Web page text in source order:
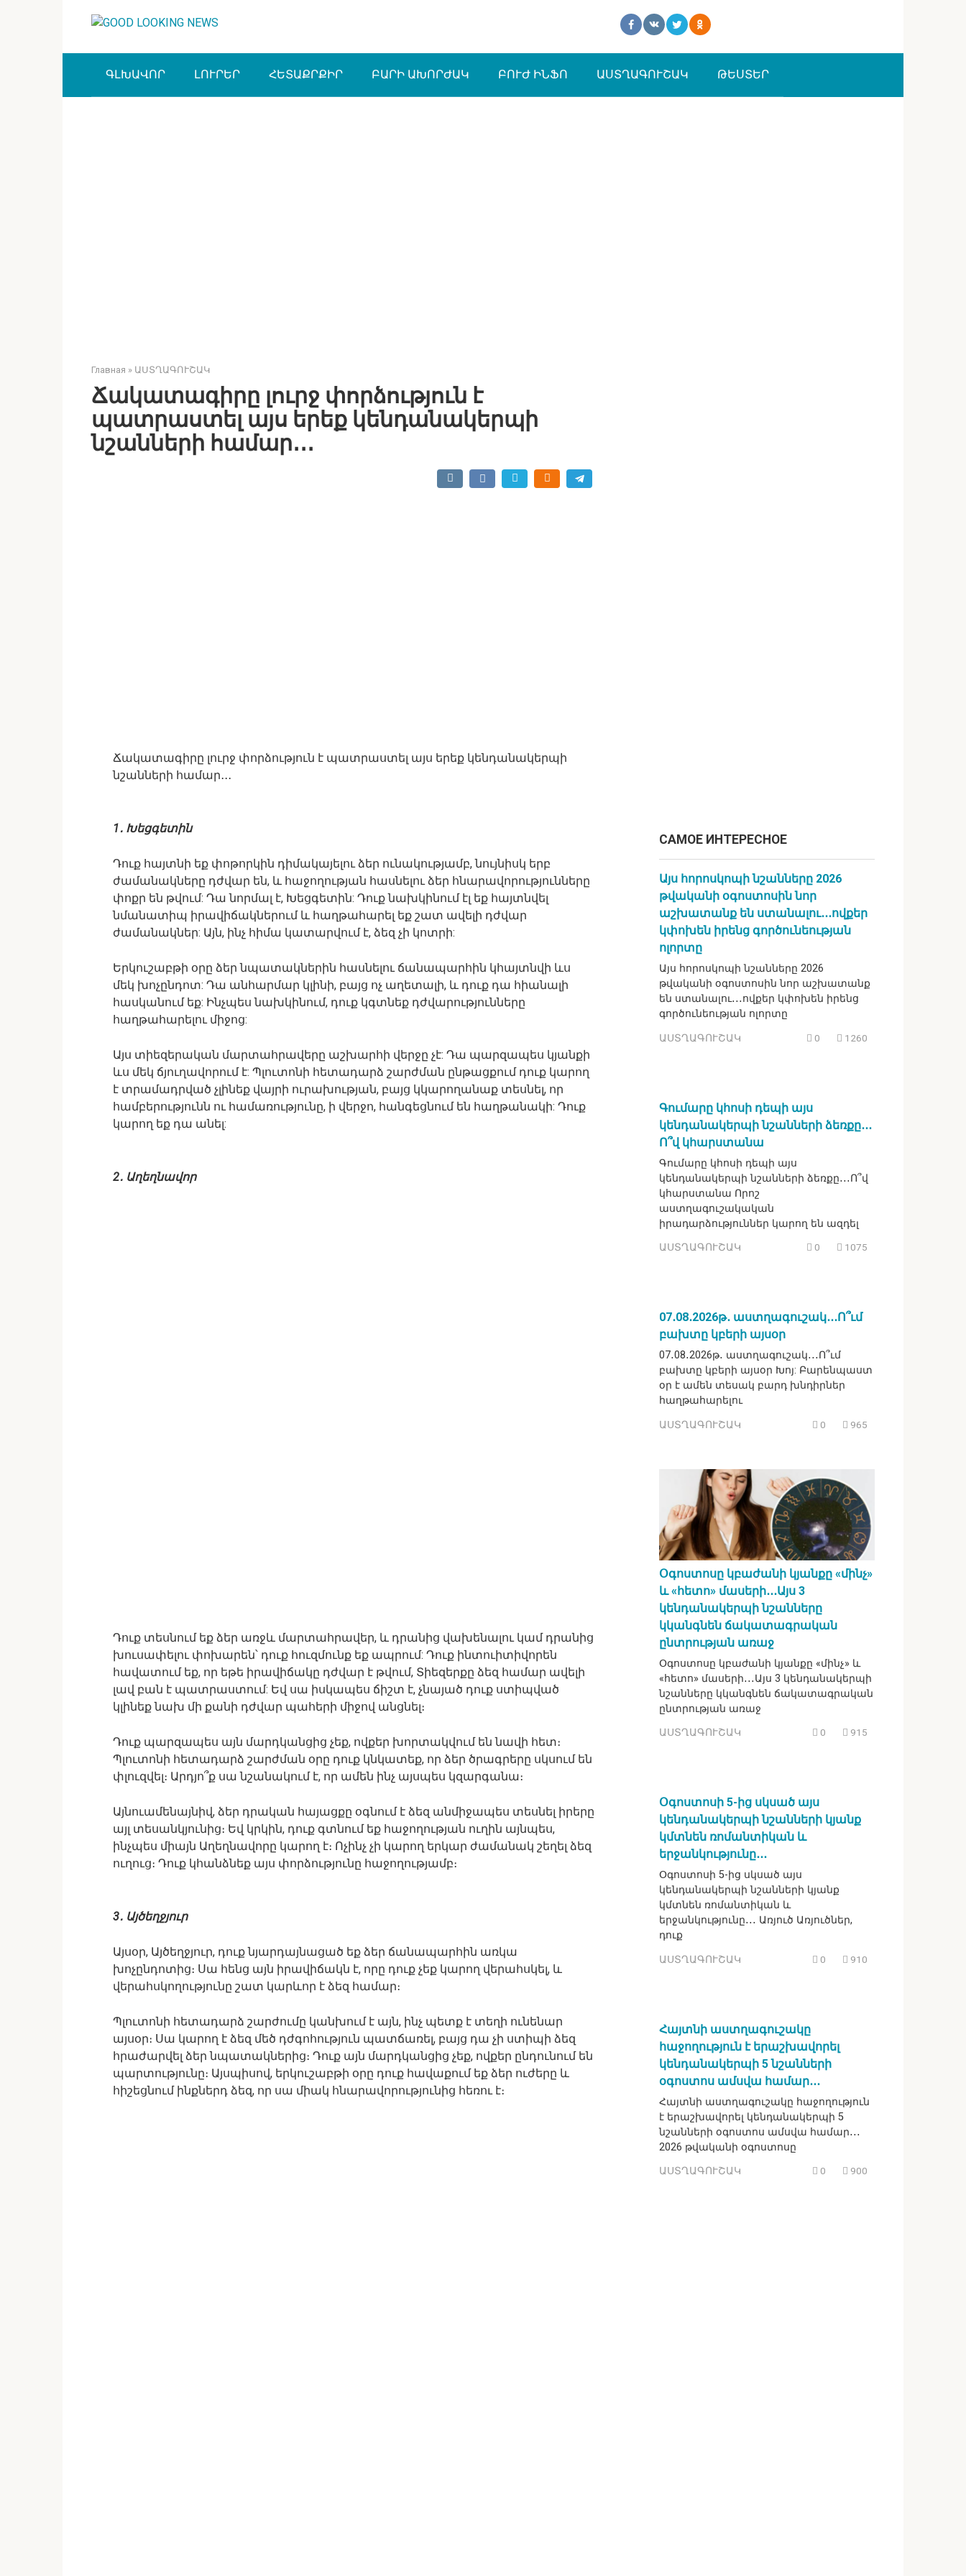
ԳԼԽԱՎՈՐ ԼՈՒՐԵՐ ՀԵՏԱՔՐՔԻՐ ԲԱՐԻ ԱԽՈՐԺԱԿ ԲՈՒԺ ԻՆՖՈ ԱՍՏՂԱԳՈՒՇԱԿ ԹԵՍՏԵՐ
Главная » ԱՍՏՂԱԳՈՒՇԱԿ
Ճակատագիրը լուրջ փորձություն է
պատրաստել այս երեք կենդանակերպի
նշանների համար․․․
Ճակատագիրը լուրջ փորձություն է պատրաստել այս երեք կենդանակերպի
նշանների համար․․․
1․ Խեցգետին
Դուք հայտնի եք փոթորկին դիմակայելու ձեր ունակությամբ, նույնիսկ երբ
ժամանակները դժվար են, և հաջողության հասնելու ձեր հնարավորությունները
փոքր են թվում: Դա նորմալ է, Խեցգետին: Դուք նախկինում էլ եք հայտնվել
նմանատիպ իրավիճակներում և հաղթահարել եք շատ ավելի դժվար
ժամանակներ: Այն, ինչ հիմա կատարվում է, ձեզ չի կոտրի:
Երկուշաբթի օրը ձեր նպատակներին հասնելու ճանապարհին կհայտնվի ևս
մեկ խոչընդոտ: Դա անհարմար կլինի, բայց ոչ աղետալի, և դուք դա հիանալի
հասկանում եք: Ինչպես նախկինում, դուք կգտնեք դժվարությունները
հաղթահարելու միջոց:
Այս տիեզերական մարտահրավերը աշխարհի վերջը չէ: Դա պարզապես կյանքի
ևս մեկ ճյուղավորում է: Պլուտոնի հետադարձ շարժման ընթացքում դուք կարող
է տրամադրված չլինեք վայրի ուրախության, բայց կկարողանաք տեսնել, որ
համբերությունն ու համառությունը, ի վերջո, հանգեցնում են հաղթանակի: Դուք
կարող եք դա անել:
2․ Աղեղնավոր
Դուք տեսնում եք ձեր առջև մարտահրավեր, և դրանից վախենալու կամ դրանից
խուսափելու փոխարեն՝ դուք հուզմունք եք ապրում: Դուք ինտուիտիվորեն
հավատում եք, որ եթե իրավիճակը դժվար է թվում, Տիեզերքը ձեզ համար ավելի
լավ բան է պատրաստում: Եվ սա իսկապես ճիշտ է, չնայած դուք ստիպված
կլինեք նախ մի քանի դժվար պահերի միջով անցնել։
Դուք պարզապես այն մարդկանցից չեք, ովքեր խորտակվում են նավի հետ։
Պլուտոնի հետադարձ շարժման օրը դուք կնկատեք, որ ձեր ծրագրերը սկսում են
փլուզվել։ Արդյո՞ք սա նշանակում է, որ ամեն ինչ այսպես կզարգանա։
Այնուամենայնիվ, ձեր դրական հայացքը օգնում է ձեզ անմիջապես տեսնել իրերը
այլ տեսանկյունից։ Եվ կրկին, դուք գտնում եք հաջողության ուղին այնպես,
ինչպես միայն Աղեղնավորը կարող է։ Ոչինչ չի կարող երկար ժամանակ շեղել ձեզ
ուղուց։ Դուք կհանձնեք այս փորձությունը հաջողությամբ։
3․ Այծեղջյուր
Այսօր, Այծեղջյուր, դուք նյարդայնացած եք ձեր ճանապարհին առկա
խոչընդոտից։ Սա հենց այն իրավիճակն է, որը դուք չեք կարող վերահսկել, և
վերահսկողությունը շատ կարևոր է ձեզ համար։
Պլուտոնի հետադարձ շարժումը կանխում է այն, ինչ պետք է տեղի ունենար
այսօր։ Սա կարող է ձեզ մեծ դժգոհություն պատճառել, բայց դա չի ստիպի ձեզ
հրաժարվել ձեր նպատակներից։ Դուք այն մարդկանցից չեք, ովքեր ընդունում են
պարտությունը։ Այսպիսով, երկուշաբթի օրը դուք հավաքում եք ձեր ուժերը և
հիշեցնում ինքներդ ձեզ, որ սա միակ հնարավորությունից հեռու է։
САМОЕ ИНТЕРЕСНОЕ
Այս հորոսկոպի նշանները 2026
թվականի օգոստոսին նոր
աշխատանք են ստանալու․․․ովքեր
կփոխեն իրենց գործունեության
ոլորտը
Այս հորոսկոպի նշանները 2026
թվականի օգոստոսին նոր աշխատանք
են ստանալու․․․ովքեր կփոխեն իրենց
գործունեության ոլորտը
ԱՍՏՂԱԳՈՒՇԱԿ 0 1260
Գումարը կհոսի դեպի այս
կենդանակերպի նշանների ձեռքը․․․
Ո՞վ կհարստանա
Գումարը կհոսի դեպի այս
կենդանակերպի նշանների ձեռքը․․․Ո՞վ
կհարստանա Որոշ
աստղագուշակական
իրադարձություններ կարող են ազդել
ԱՍՏՂԱԳՈՒՇԱԿ 0 1075
07․08․2026թ․ աստղագուշակ․․․Ո՞ւմ
բախտը կբերի այսօր
07․08․2026թ․ աստղագուշակ․․․Ո՞ւմ
բախտը կբերի այսօր Խոյ: Բարենպաստ
օր է ամեն տեսակ բարդ խնդիրներ
հաղթահարելու
ԱՍՏՂԱԳՈՒՇԱԿ 0 965
Օգոստոսը կբաժանի կյանքը «մինչ»
և «հետո» մասերի․․․Այս 3
կենդանակերպի նշանները
կկանգնեն ճակատագրական
ընտրության առաջ
Օգոստոսը կբաժանի կյանքը «մինչ» և
«հետո» մասերի․․․Այս 3 կենդանակերպի
նշանները կկանգնեն ճակատագրական
ընտրության առաջ
ԱՍՏՂԱԳՈՒՇԱԿ 0 915
Օգոստոսի 5-ից սկսած այս
կենդանակերպի նշանների կյանք
կմտնեն ռոմանտիկան և
երջանկությունը․․․
Օգոստոսի 5-ից սկսած այս
կենդանակերպի նշանների կյանք
կմտնեն ռոմանտիկան և
երջանկությունը․․․ Առյուծ Առյուծներ,
դուք
ԱՍՏՂԱԳՈՒՇԱԿ 0 910
Հայտնի աստղագուշակը
հաջողություն է երաշխավորել
կենդանակերպի 5 նշանների
օգոստոս ամսվա համար․․․
Հայտնի աստղագուշակը հաջողություն
է երաշխավորել կենդանակերպի 5
նշանների օգոստոս ամսվա համար․․․
2026 թվականի օգոստոսը
ԱՍՏՂԱԳՈՒՇԱԿ 0 900